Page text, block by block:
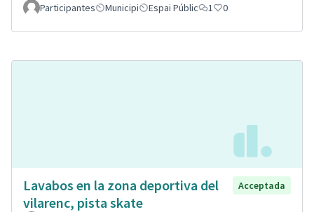
Participantes
Municipi Espai Públic 1 0
Lavabos en la zona deportiva del
vilarenc, pista skate
Acceptada